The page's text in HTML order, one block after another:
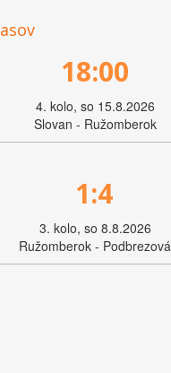
18:00
4. kolo, so 15.8.2026
Slovan - Ružomberok
1:4
3. kolo, so 8.8.2026
Ružomberok - Podbrezová